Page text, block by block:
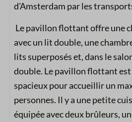
d'Amsterdam par les
Le pavillon flottant offre une
avec un lit double, une
lits superposés et, dans le
double. Le pavillon flottant
spacieux pour accueillir un
personnes. Il y a une petite
équipée avec deux brûleurs,